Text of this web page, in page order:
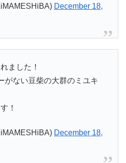
December 18,
ました！
がない豆柴の大群のミユキ
！
December 18,